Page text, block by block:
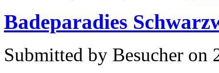
Badeparadies
Submitted by Besucher on